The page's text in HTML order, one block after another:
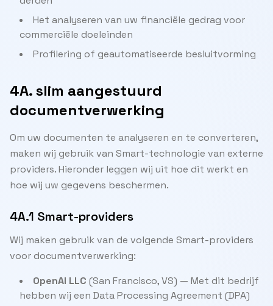
Het analyseren van uw financiële gedrag voor
commerciële doeleinden
Profilering of geautomatiseerde besluitvorming
4A. slim aangestuurd
documentverwerking
Om uw documenten te analyseren en te converteren,
maken wij gebruik van Smart-technologie van externe
providers. Hieronder leggen wij uit hoe dit werkt en
hoe wij uw gegevens beschermen.
4A.1 Smart-providers
Wij maken gebruik van de volgende Smart-providers
voor documentverwerking:
OpenAI LLC (San Francisco, VS) — Met dit bedrijf
hebben wij een Data Processing Agreement (DPA)